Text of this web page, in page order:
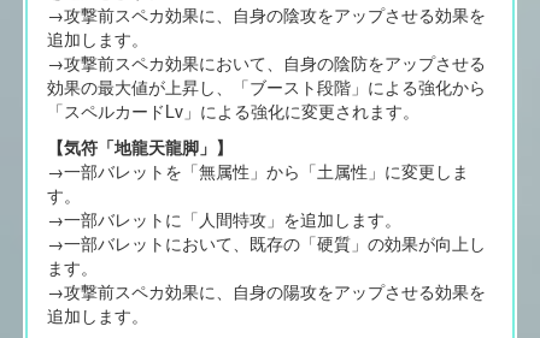
→攻撃前スペカ効果に、自身の陰攻をアップさせる効果を
追加します。
→攻撃前スペカ効果において、自身の陰防をアップさせる
効果の最大値が上昇し、「ブースト段階」による強化から
「スペルカードLv」による強化に変更されます。
【気符「地龍天龍脚」】
→一部バレットを「無属性」から「土属性」に変更しま
す。
→一部バレットに「人間特攻」を追加します。
→一部バレットにおいて、既存の「硬質」の効果が向上し
ます。
→攻撃前スペカ効果に、自身の陽攻をアップさせる効果を
追加します。